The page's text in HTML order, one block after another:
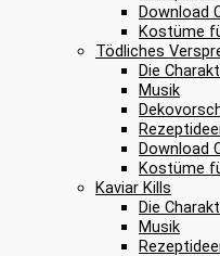
Download
Kostüme
Tödliches
Die
Musik
Download
Kostüme
Kaviar Kills
Die
Musik